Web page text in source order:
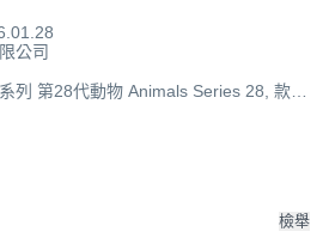
公司
列 第28代動物 Animals Series 28, 款式
檢舉